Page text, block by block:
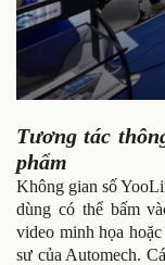
Tương tác
phẩm
Không gian số
dùng có thể bấm
video minh họa
sư của Automech.